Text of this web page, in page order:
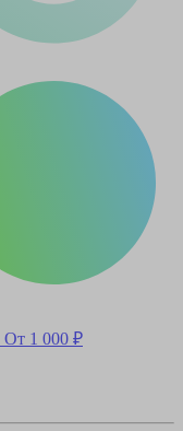
От 1 000 ₽